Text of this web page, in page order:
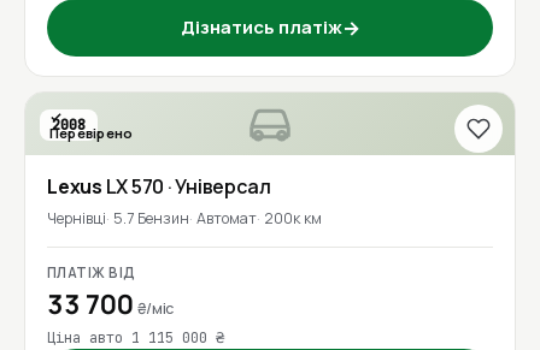
Дізнатись платіж→
2008
Перевірено
Lexus LX 570 · Універсал
Чернівці 5.7 Бензин Автомат 200к км
ПЛАТІЖ ВІД
33 700 ₴/міс
Ціна авто 1 115 000 ₴